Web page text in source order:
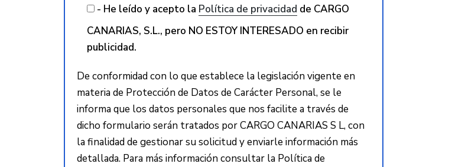
- He leído y acepto la Política de privacidad de CARGO
CANARIAS, S.L., pero NO ESTOY INTERESADO en recibir
publicidad.
De conformidad con lo que establece la legislación vigente en
materia de Protección de Datos de Carácter Personal, se le
informa que los datos personales que nos facilite a través de
dicho formulario serán tratados por CARGO CANARIAS S L, con
la finalidad de gestionar su solicitud y enviarle información más
detallada. Para más información consultar la Política de